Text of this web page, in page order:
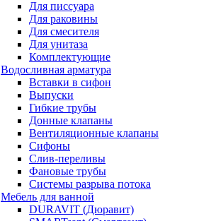
Для писсуара
Для раковины
Для смесителя
Для унитаза
Комплектующие
Водосливная арматура
Вставки в сифон
Выпуски
Гибкие трубы
Донные клапаны
Вентиляционные клапаны
Сифоны
Слив-переливы
Фановые трубы
Системы разрыва потока
Мебель для ванной
DURAVIT (Дюравит)